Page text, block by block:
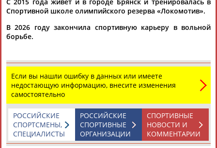
Каримжан
АБДРАХМАНОВ
Аделя
АБДРАХМАНОВА
Андрей
АБДУВАЛИЕВ
Герман
АБДУЛАЕВ
Спортивной школе олимпийского резерва «Локомотив».
В 2026 году закончила спортивную карьеру в вольной
борьбе.
Если вы нашли ошибку в данных или имеете
недостающую информацию, внесите изменения
самостоятельно
СПОРТИВНЫЕ
НОВОСТИ И
КОММЕНТАРИИ
РОССИЙСКИЕ
СПОРТИВНЫЕ
ОРГАНИЗАЦИИ
РОССИЙСКИЕ
СПОРТСМЕНЫ,
СПЕЦИАЛИСТЫ